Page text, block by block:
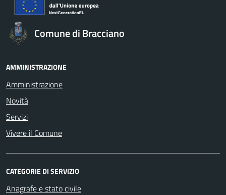
Comune di Bracciano
AMMINISTRAZIONE
Amministrazione
Novità
Servizi
Vivere il Comune
CATEGORIE DI SERVIZIO
Anagrafe e stato civile